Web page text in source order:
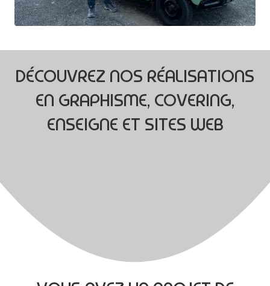
DÉCOUVREZ NOS RÉALISATIONS
EN GRAPHISME, COVERING,
ENSEIGNE ET SITES WEB